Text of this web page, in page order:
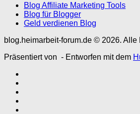
Blog Affiliate Marketing Tools
Blog für Blogger
Geld verdienen Blog
blog.heimarbeit-forum.de © 2026. Alle
Präsentiert von - Entworfen mit dem